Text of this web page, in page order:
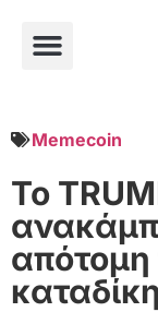
Memecoin
Το